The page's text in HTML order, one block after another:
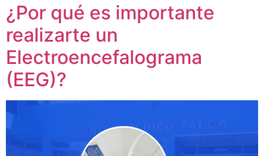
¿Por qué es importante
realizarte un
Electroencefalograma
(EEG)?